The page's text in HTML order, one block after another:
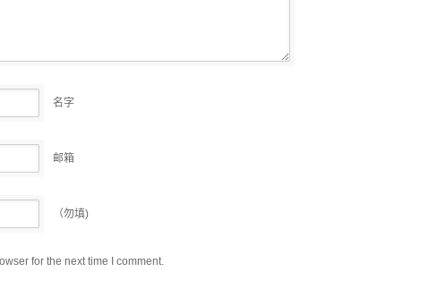
名字
邮箱
（勿填)
for the next time I comment.